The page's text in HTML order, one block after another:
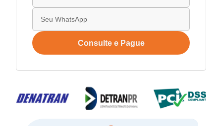
Consulte e Pague